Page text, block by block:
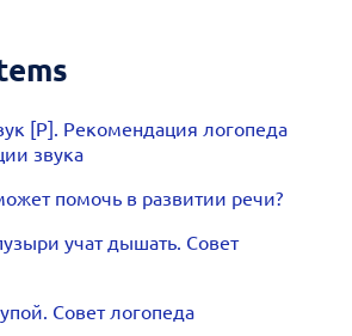
[Р]. Рекомендация логопеда
звука
помочь в развитии речи?
учат дышать. Совет
Совет логопеда